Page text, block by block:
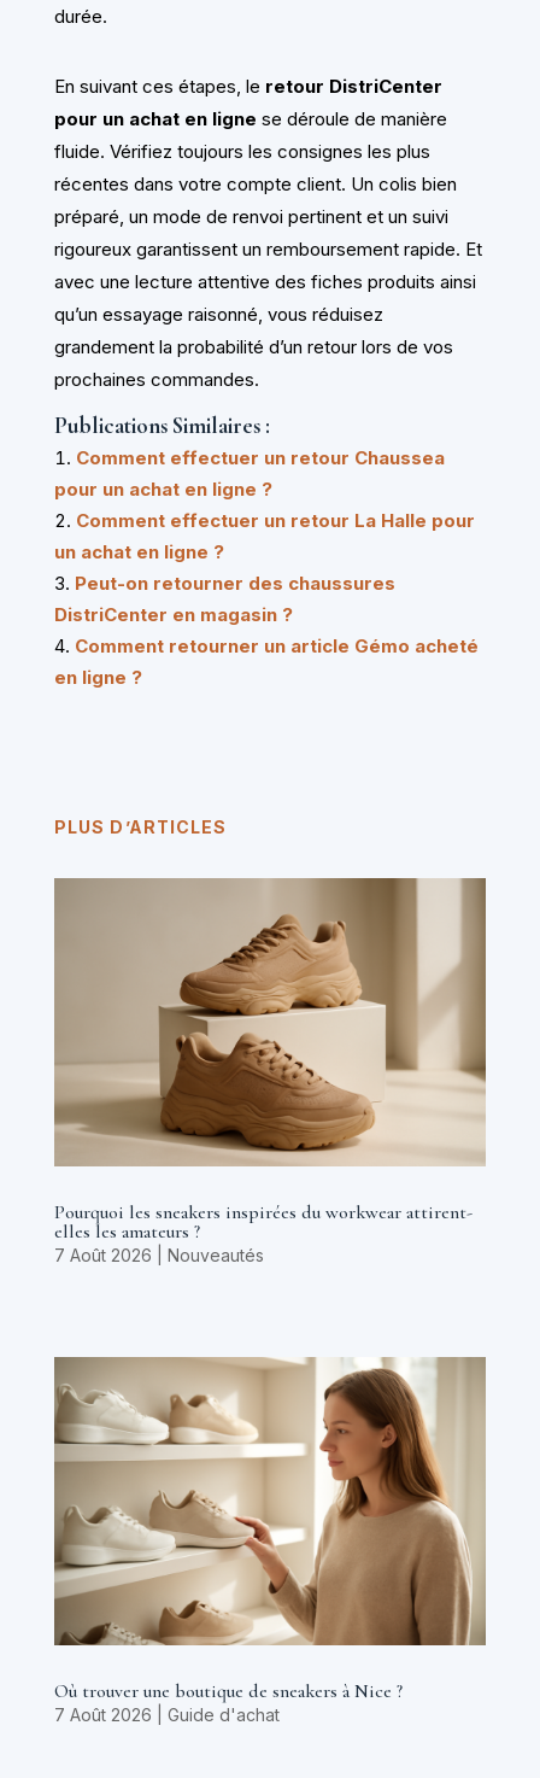
durée.
En suivant ces étapes, le retour DistriCenter
pour un achat en ligne se déroule de manière
fluide. Vérifiez toujours les consignes les plus
récentes dans votre compte client. Un colis bien
préparé, un mode de renvoi pertinent et un suivi
rigoureux garantissent un remboursement rapide. Et
avec une lecture attentive des fiches produits ainsi
qu’un essayage raisonné, vous réduisez
grandement la probabilité d’un retour lors de vos
prochaines commandes.
Publications Similaires :
Comment effectuer un retour Chaussea
pour un achat en ligne ?
Comment effectuer un retour La Halle pour
un achat en ligne ?
Peut-on retourner des chaussures
DistriCenter en magasin ?
Comment retourner un article Gémo acheté
en ligne ?
PLUS D’ARTICLES
Pourquoi les sneakers inspirées du workwear attirent-
elles les amateurs ?
7 Août 2026 Nouveautés
Où trouver une boutique de sneakers à Nice ?
7 Août 2026 Guide d'achat